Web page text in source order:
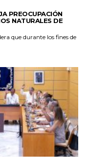
PREOCUPACIÓN
NATURALES DE
que durante los fines de